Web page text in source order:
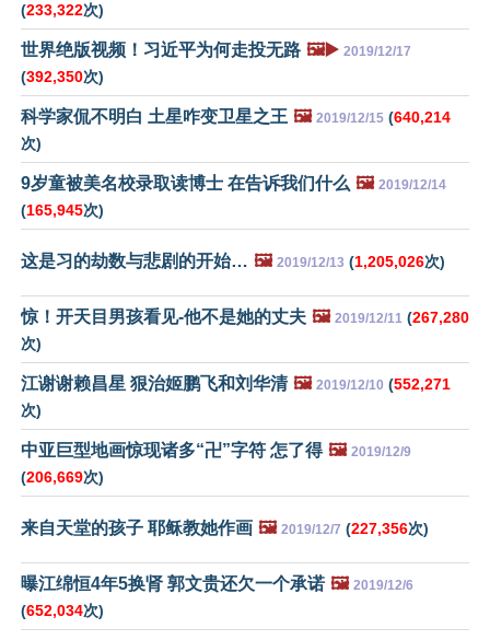
(233,322次)
世界绝版视频！习近平为何走投无路 🖼️▶️ 2019/12/17
(392,350次)
科学家侃不明白 土星咋变卫星之王 🖼️ 2019/12/15 (640,214
次)
9岁童被美名校录取读博士 在告诉我们什么 🖼️ 2019/12/14
(165,945次)
这是习的劫数与悲剧的开始… 🖼️ 2019/12/13 (1,205,026次)
惊！开天目男孩看见-他不是她的丈夫 🖼️ 2019/12/11 (267,280
次)
江谢谢赖昌星 狠治姬鹏飞和刘华清 🖼️ 2019/12/10 (552,271
次)
中亚巨型地画惊现诸多“卍”字符 怎了得 🖼️ 2019/12/9
(206,669次)
来自天堂的孩子 耶稣教她作画 🖼️ 2019/12/7 (227,356次)
曝江绵恒4年5换肾 郭文贵还欠一个承诺 🖼️ 2019/12/6
(652,034次)